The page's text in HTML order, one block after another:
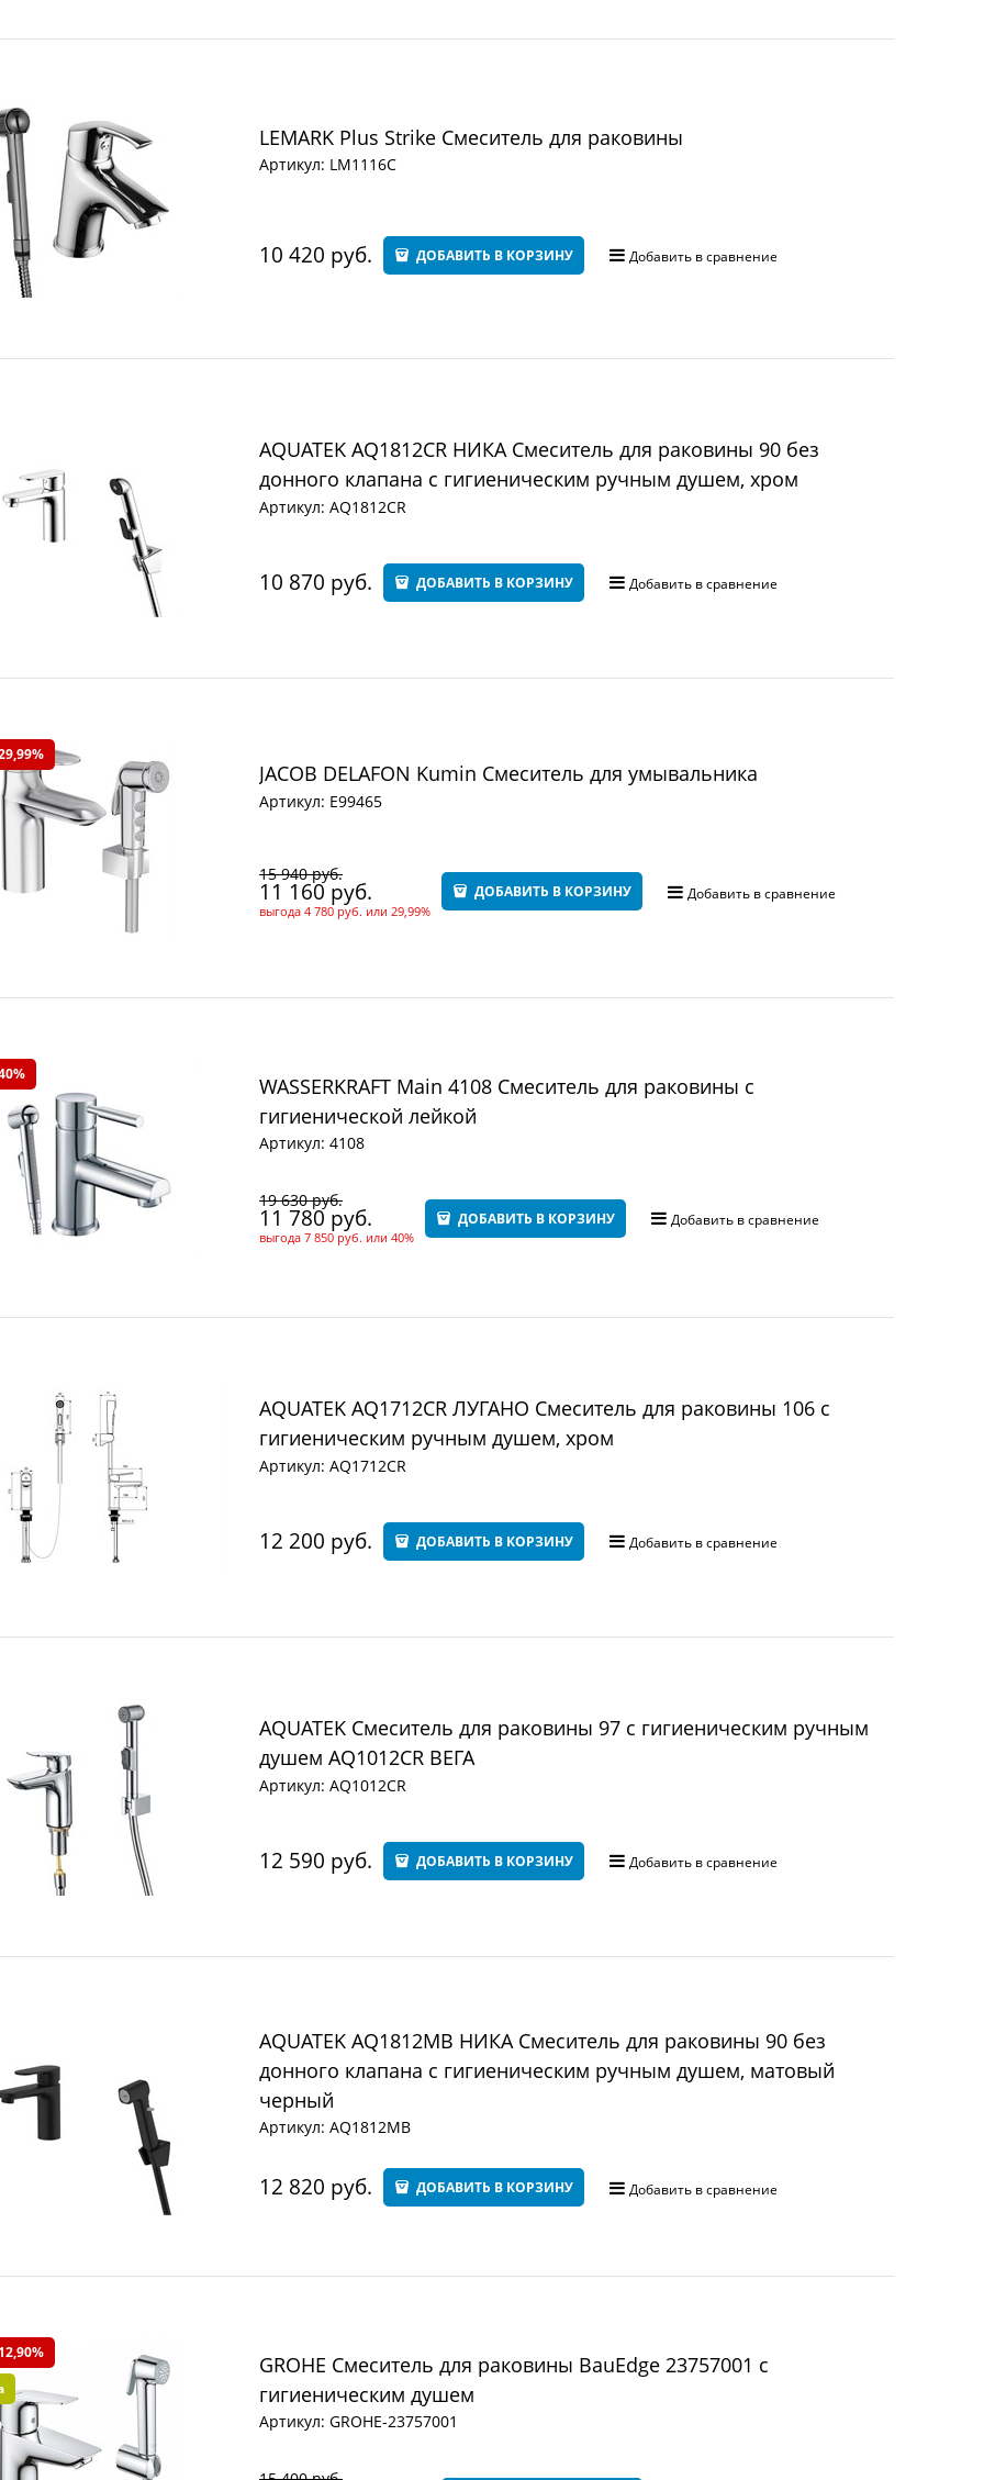
LEMARK Plus Strike Смеситель для раковины
Артикул: LM1116C
10 420 руб. ДОБАВИТЬ В КОРЗИНУ Добавить в сравнение
AQUATEK AQ1812CR НИКА Смеситель для раковины 90 без
донного клапана с гигиеническим ручным душем, хром
Артикул: AQ1812CR
10 870 руб. ДОБАВИТЬ В КОРЗИНУ Добавить в сравнение
JACOB DELAFON Kumin Cмеситель для умывальника
Артикул: E99465
15 940 руб.
11 160 руб.
выгода 4 780 руб. или 29,99%
ДОБАВИТЬ В КОРЗИНУ Добавить в сравнение
WASSERKRAFT Main 4108 Смеситель для раковины с
гигиенической лейкой
Артикул: 4108
19 630 руб.
11 780 руб.
выгода 7 850 руб. или 40%
ДОБАВИТЬ В КОРЗИНУ Добавить в сравнение
AQUATEK AQ1712CR ЛУГАНО Смеситель для раковины 106 с
гигиеническим ручным душем, хром
Артикул: AQ1712CR
12 200 руб. ДОБАВИТЬ В КОРЗИНУ Добавить в сравнение
AQUATEK Смеситель для раковины 97 с гигиеническим ручным
душем AQ1012CR ВЕГА
Артикул: AQ1012CR
12 590 руб. ДОБАВИТЬ В КОРЗИНУ Добавить в сравнение
AQUATEK AQ1812MB НИКА Смеситель для раковины 90 без
донного клапана с гигиеническим ручным душем, матовый
черный
Артикул: AQ1812MB
12 820 руб. ДОБАВИТЬ В КОРЗИНУ Добавить в сравнение
GROHE Смеситель для раковины BauEdge 23757001 с
гигиеническим душем
Артикул: GROHE-23757001